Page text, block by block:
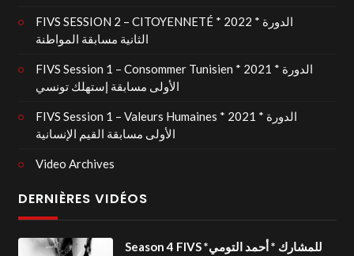
FIVS SESSION 2 – CITOYENNETÉ * 2022 * الدورة
الثانية مسابقة المواطنة
FIVS Session 1 – Consommer Tunisien * 2021 * الدورة
الأولى مسابقة إستهلك تونسي
FIVS Session 1 – Valeurs Humaines * 2021 * الدورة
الأولى مسابقة القيم الإنسانية
Video Archives
DERNIÈRES VIDÉOS
Season 4 FIVS للمشارك * أحمد التومي*